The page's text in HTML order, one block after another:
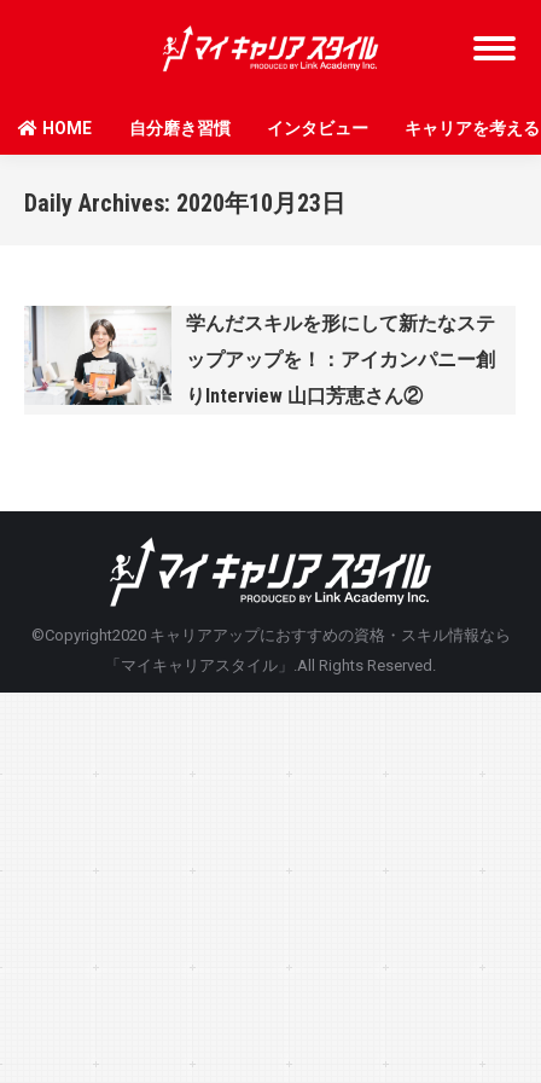
HOME 自分磨き習慣 インタビュー キャリアを考える
Daily Archives: 2020年10月23日
学んだスキルを形にして新たなステ
ップアップを！：アイカンパニー創
りInterview 山口芳恵さん②
©Copyright2020 キャリアアップにおすすめの資格・スキル情報なら
「マイキャリアスタイル」 .All Rights Reserved.